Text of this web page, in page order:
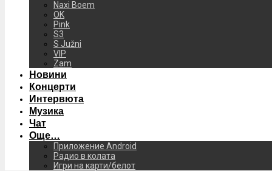
Naxi Boem
OK
Pink
S3
S Južni
VIP
Zam
Новини
Концерти
Интервюта
Музика
Чат
Още…
Приложение Android
Радио в колата
Игри на карти/белот